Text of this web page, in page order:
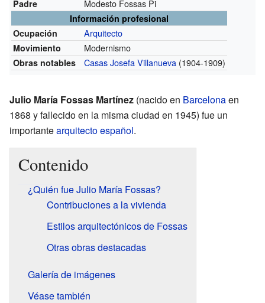
Padre
Modesto Fossas Pi
Información profesional
Ocupación
Arquitecto
Movimiento Modernismo
Obras notables Casas Josefa Villanueva (1904-1909)
Julio María Fossas Martínez (nacido en Barcelonaen
1868 y fallecido en la misma ciudad en 1945) fue un
importantearquitectoespañol.
Contenido
¿Quién fue Julio María Fossas?
Contribuciones a la vivienda
Estilos arquitectónicos de Fossas
Otras obras destacadas
Galería de imágenes
Véase también